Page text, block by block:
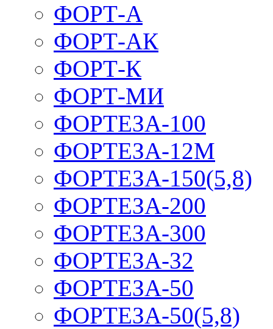
ФОРТ-А
ФОРТ-АК
ФОРТ-К
ФОРТ-МИ
ФОРТЕЗА-100
ФОРТЕЗА-12М
ФОРТЕЗА-150(5,8)
ФОРТЕЗА-200
ФОРТЕЗА-300
ФОРТЕЗА-32
ФОРТЕЗА-50
ФОРТЕЗА-50(5,8)